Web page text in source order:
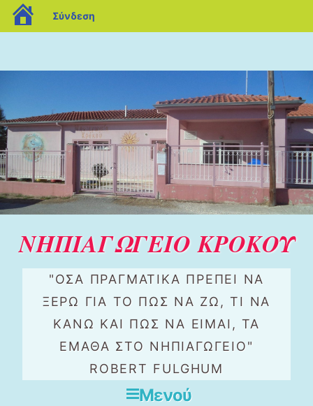
ΝΗΠΙΑΓΩΓΕΙΟ ΚΡΟΚΟΥ
"ΌΣΑ ΠΡΑΓΜΑΤΙΚΆ ΠΡΈΠΕΙ ΝΑ
ΞΈΡΩ ΓΙΑ ΤΟ ΠΏΣ ΝΑ ΖΩ, ΤΙ ΝΑ
ΚΆΝΩ ΚΑΙ ΠΏΣ ΝΑ ΕΊΜΑΙ, ΤΑ
ΈΜΑΘΑ ΣΤΟ ΝΗΠΙΑΓΩΓΕΊΟ"
ROBERT FULGHUM
Μενού
blogs.sch.gr
Σύνδεση